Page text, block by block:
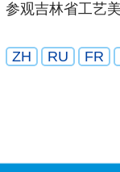
参观吉林省工艺
ZH RU FR